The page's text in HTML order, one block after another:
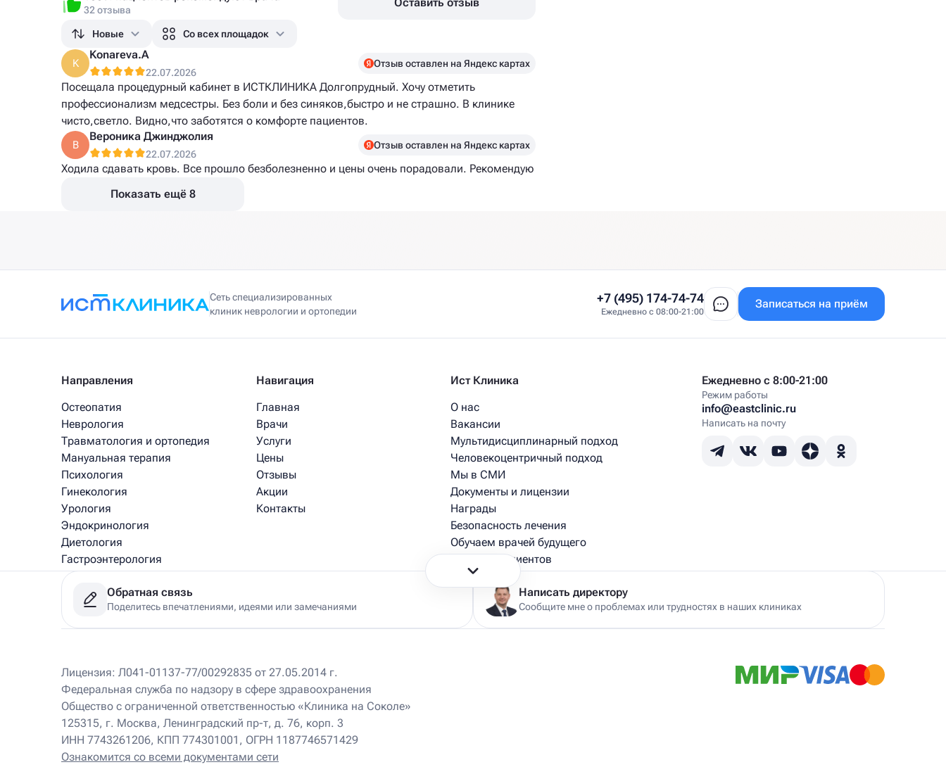
32 отзыва
Новые Со всех площадок
K
Konareva.A
22.07.2026
Отзыв оставлен на Яндекс картах
Посещала процедурный кабинет в ИСТКЛИНИКА Долгопрудный. Хочу отметить
профессионализм медсестры. Без боли и без синяков,быстро и не страшно. В клинике
чисто,светло. Видно,что заботятся о комфорте пациентов.
В
Вероника Джинджолия
22.07.2026
Отзыв оставлен на Яндекс картах
Ходила сдавать кровь. Все прошло безболезненно и цены очень порадовали. Рекомендую
Показать ещё 8
Сеть специализированных
клиник неврологии и ортопедии
+7 (495) 174-74-74
Ежедневно с 08:00-21:00
Записаться на приём
Направления
Остеопатия
Неврология
Травматология и ортопедия
Мануальная терапия
Психология
Гинекология
Урология
Эндокринология
Диетология
Гастроэнтерология
Медицинский массаж
Рефлексотерапия
Физиотерапия
Навигация
Главная
Врачи
Услуги
Цены
Отзывы
Акции
Контакты
Ист Клиника
О нас
Вакансии
Мультидисциплинарный подход
Человекоцентричный подход
Мы в СМИ
Документы и лицензии
Награды
Безопасность лечения
Обучаем врачей будущего
Истории пациентов
Истории из практики врачей
Ежедневно с 8:00-21:00
Режим работы
info@eastclinic.ru
Написать на почту
Ист Клиника на Соколе
220 м
Москва, Ленинградский пр-т, д.76, корп. 3
Пн – Вс 9.00 – 21.00
+7 (495) 174-74-74
Ист Клиника на Университете
Москва, Ломоносовский пр-т, д. 25, корп. 4
+7 (495) 174-74-74
Обратная связь
Поделитесь впечатлениями, идеями или замечаниями
Написать директору
Сообщите мне о проблемах или трудностях в наших клиниках
Лицензия: Л041-01137-77/00292835 от 27.05.2014 г.
Федеральная служба по надзору в сфере здравоохранения
Общество с ограниченной ответственностью «Клиника на Соколе»
125315, г. Москва, Ленинградский пр-т, д. 76, корп. 3
ИНН 7743261206, КПП 774301001, ОГРН 1187746571429
Ознакомится со всеми документами сети